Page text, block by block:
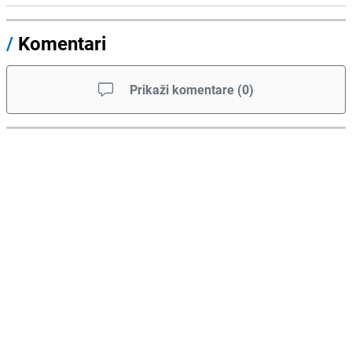
/ Komentari
Prikaži komentare (0)